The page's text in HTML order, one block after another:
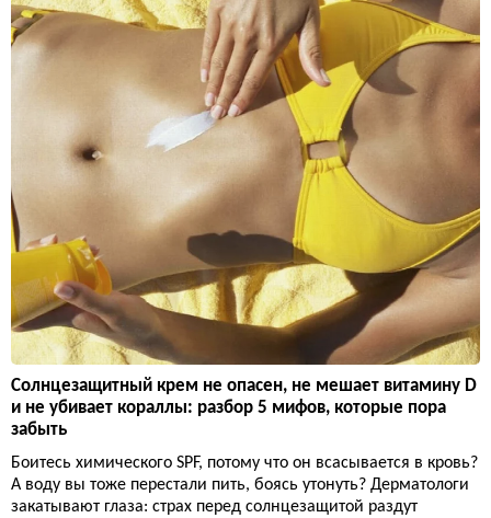
Солнцезащитный крем не опасен, не мешает витамину D
и не убивает кораллы: разбор 5 мифов, которые пора
забыть
Боитесь химического SPF, потому что он всасывается в кровь?
А воду вы тоже перестали пить, боясь утонуть? Дерматологи
закатывают глаза: страх перед солнцезащитой раздут